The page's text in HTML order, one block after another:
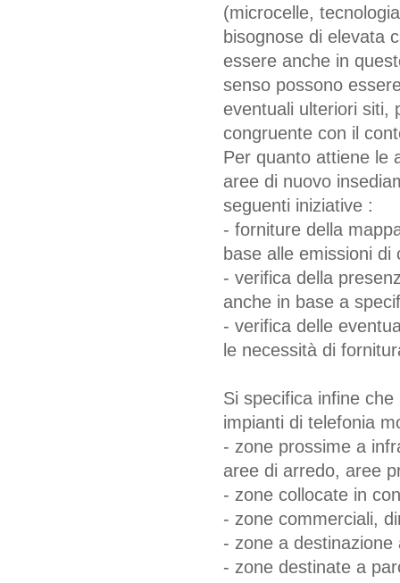
(microcelle,
bisognose di elevata
essere anche in
senso possono
eventuali ulteriori siti,
congruente con il
Per quanto attiene le
aree di nuovo
seguenti iniziative :
- forniture della
base alle emissioni
- verifica della
anche in base a
- verifica delle
le necessità di
Si specifica infine
impianti di telefonia
- zone prossime a
aree di arredo, aree
- zone collocate in
- zone commerciali,
- zone a destinazione
- zone destinate a